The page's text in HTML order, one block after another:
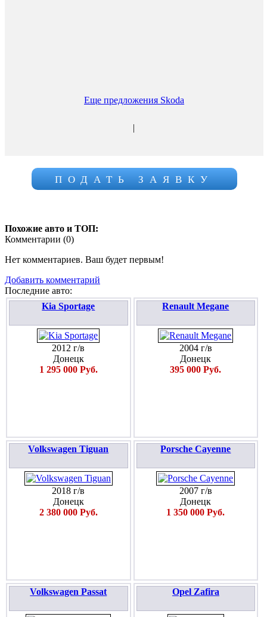
Еще предложения Skoda
|
ПОДАТЬ ЗАЯВКУ
Похожие авто и ТОП:
Комментарии (0)
Нет комментариев. Ваш будет первым!
Добавить комментарий
Последние авто:
Kia Sportage
2012 г/в
Донецк
1 295 000 Руб.
Renault Megane
2004 г/в
Донецк
395 000 Руб.
Volkswagen Tiguan
2018 г/в
Донецк
2 380 000 Руб.
Porsche Cayenne
2007 г/в
Донецк
1 350 000 Руб.
Volkswagen Passat Opel Zafira